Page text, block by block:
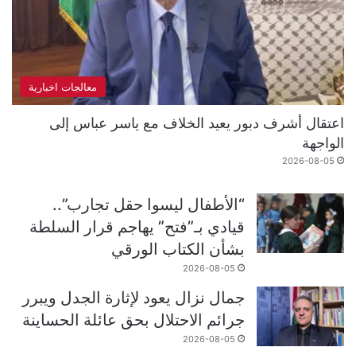
معالجات اخبارية
اعتقال أشرف دبور يعيد الخلاف مع ياسر عباس إلى
الواجهة
2026-08-05
“الأطفال ليسوا حقل تجارب”..
قيادي بـ”فتح” يهاجم قرار السلطة
بشأن الكتاب الورقي
2026-08-05
جمال نزال يعود لإثارة الجدل ويبرر
جرائم الاحتلال بحق عائلة الحساينة
2026-08-05